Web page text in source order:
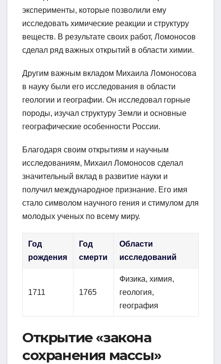
эксперименты, которые позволили ему
исследовать химические реакции и структуру
веществ. В результате своих работ, Ломоносов
сделал ряд важных открытий в области химии.
Другим важным вкладом Михаила Ломоносова
в науку были его исследования в области
геологии и географии. Он исследовал горные
породы, изучал структуру Земли и основные
географические особенности России.
Благодаря своим открытиям и научным
исследованиям, Михаил Ломоносов сделал
значительный вклад в развитие науки и
получил международное признание. Его имя
стало символом научного гения и стимулом для
молодых ученых по всему миру.
Год
рождения
Год
смерти
Области
исследований
1711 1765
Физика, химия,
геология,
география
Открытие «закона
сохранения массы»